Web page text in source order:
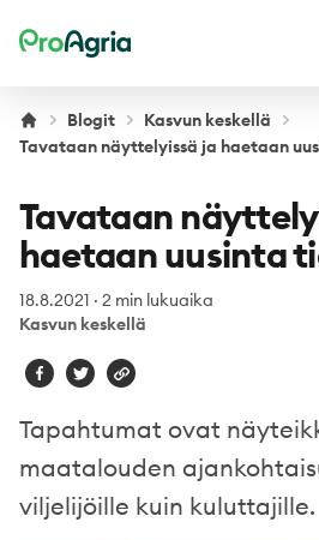
ProAgria
Blogit
Kasvun keskellä
Tavataan näyttelyissä ja haetaan
Tavataan
haetaan uusinta
18.8.2021 · 2 min lukuaika
Kasvun keskellä
Tapahtumat ovat
maatalouden
viljelijöille kuin kuluttajille.